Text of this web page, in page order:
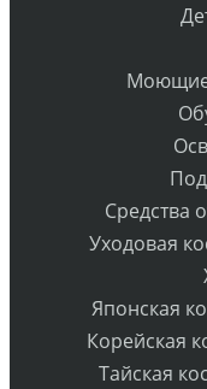
Моющие
Средства
Уходовая
Японская
Корейская
Тайская